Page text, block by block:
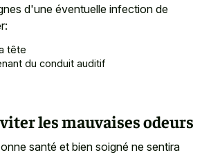
d'une éventuelle infection de
tête
du conduit auditif
les mauvaises odeurs
santé et bien soigné ne sentira